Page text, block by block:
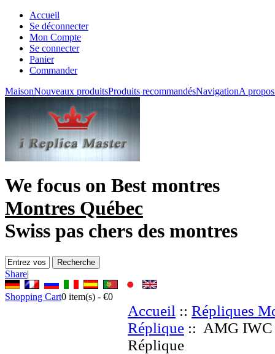
Accueil
Se déconnecter
Mon Compte
Se connecter
Panier
Commander
MaisonNouveaux produitsProduits recommandésNavigationA
We focus on Best montres
Montres Québec
Swiss pas chers des montres
Share|
Shopping Cart0 item(s) - €0
Accueil :: Répliques
Réplique :: AMG IWC
Réplique